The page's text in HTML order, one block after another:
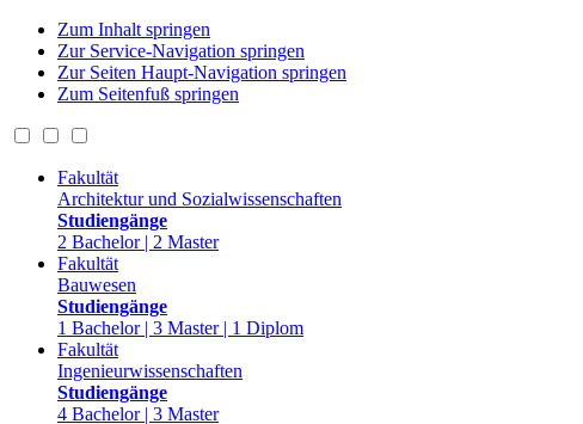
Zum Inhalt springen
Zur Service-Navigation springen
Zur Seiten Haupt-Navigation springen
Zum Seitenfuß springen
Fakultät
Architektur und Sozialwissenschaften
Studiengänge
2 Bachelor | 2 Master
Fakultät
Bauwesen
Studiengänge
1 Bachelor | 3 Master | 1 Diplom
Fakultät
Ingenieurwissenschaften
Studiengänge
4 Bachelor | 3 Master